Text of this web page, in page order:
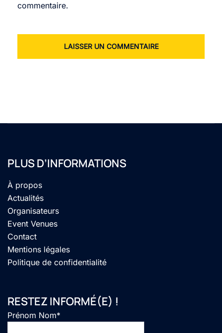
commentaire.
PLUS D’INFORMATIONS
À propos
Actualités
Organisateurs
Event Venues
Contact
Mentions légales
Politique de confidentialité
RESTEZ INFORMÉ(E) !
Prénom Nom*